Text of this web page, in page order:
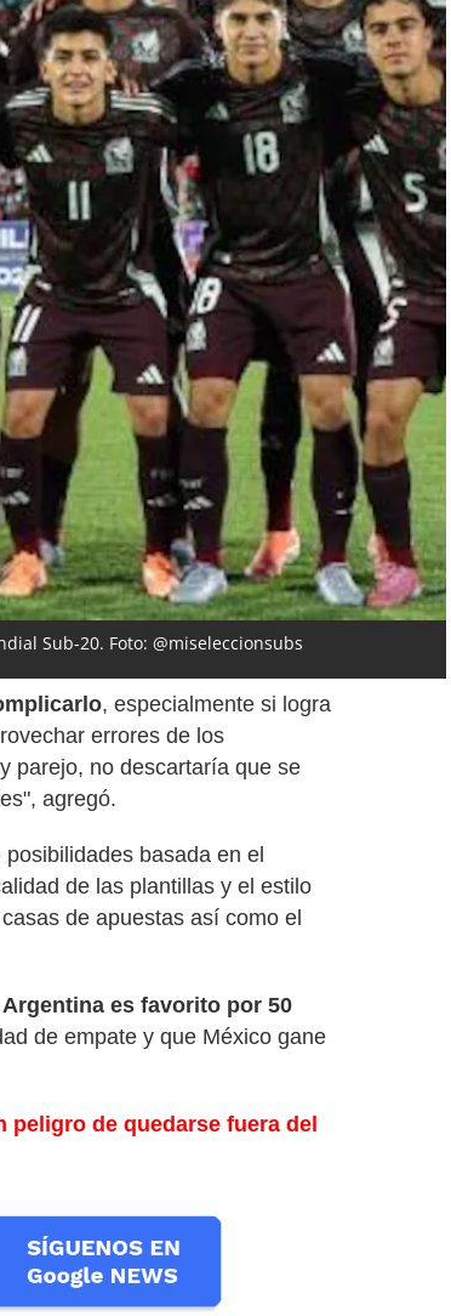
Sub-20. Foto: @miseleccionsubs
, especialmente si logra
errores de los
parejo, no descartaría que se
agregó.
basada en el
de las plantillas y el estilo
de apuestas así como el
Argentina es favorito por 50
de empate y que México gane
peligro de quedarse fuera del